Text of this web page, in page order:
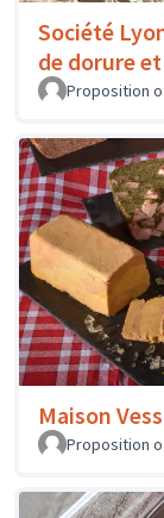
Société
de dorure
Proposition
Maison
Proposition